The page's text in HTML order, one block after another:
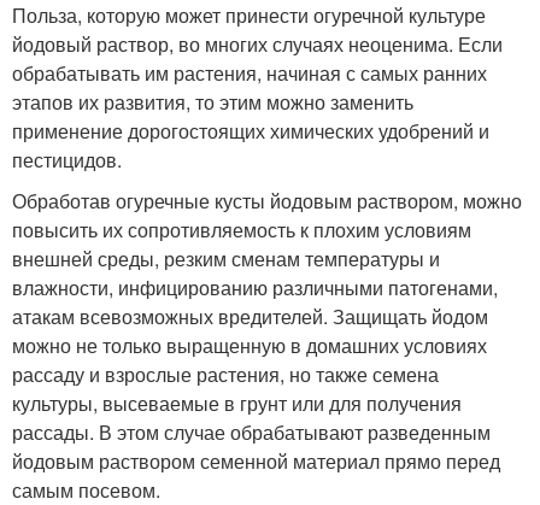
Польза, которую может принести огуречной культуре
йодовый раствор, во многих случаях неоценима. Если
обрабатывать им растения, начиная с самых ранних
этапов их развития, то этим можно заменить
применение дорогостоящих химических удобрений и
пестицидов.
Обработав огуречные кусты йодовым раствором, можно
повысить их сопротивляемость к плохим условиям
внешней среды, резким сменам температуры и
влажности, инфицированию различными патогенами,
атакам всевозможных вредителей. Защищать йодом
можно не только выращенную в домашних условиях
рассаду и взрослые растения, но также семена
культуры, высеваемые в грунт или для получения
рассады. В этом случае обрабатывают разведенным
йодовым раствором семенной материал прямо перед
самым посевом.